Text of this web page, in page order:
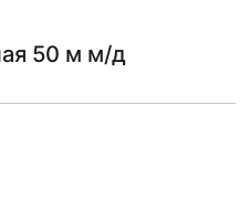
50 м м/д